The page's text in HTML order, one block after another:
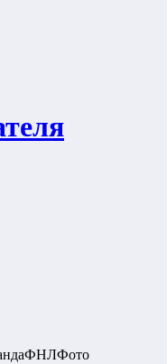
ФНЛФото